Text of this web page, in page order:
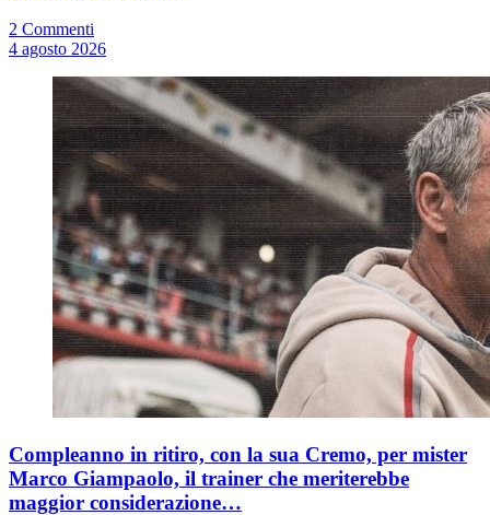
2 Commenti
4 agosto 2026
Compleanno in ritiro, con la sua Cremo, per mister
Marco Giampaolo, il trainer che meriterebbe
maggior considerazione…